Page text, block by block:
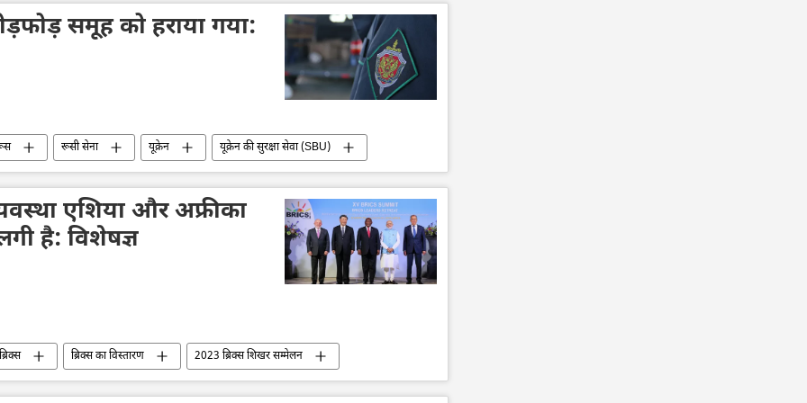
दुर्घटना हथियारों की आपूर्ति
समूह को हराया गया:
रूसी सेना यूक्रेन
यूक्रेन की सुरक्षा सेवा (SBU)
विशेष सैन्य अभियान आतंकवादी
आतंकवाद
ब्रांस्क क्षेत्र
एशिया और अफ्रीका
है: विशेषज्ञ
ब्रिक्स ब्रिक्स का विस्तारण
2023 ब्रिक्स शिखर सम्मेलन
रुपया-रूबल व्यापार
द्विपक्षीय व्यापार